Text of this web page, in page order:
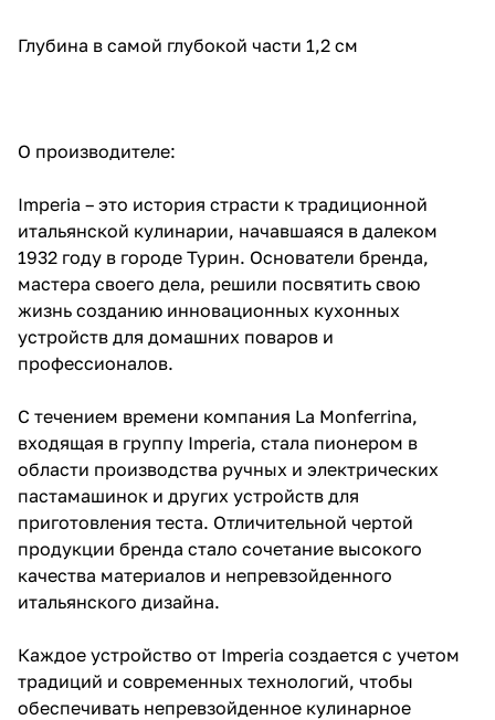
Глубина в самой глубокой части 1,2 см
О производителе:
Imperia – это история страсти к традиционной
итальянской кулинарии, начавшаяся в далеком
1932 году в городе Турин. Основатели бренда,
мастера своего дела, решили посвятить свою
жизнь созданию инновационных кухонных
устройств для домашних поваров и
профессионалов.
С течением времени компания La Monferrina,
входящая в группу Imperia, стала пионером в
области производства ручных и электрических
пастамашинок и других устройств для
приготовления теста. Отличительной чертой
продукции бренда стало сочетание высокого
качества материалов и непревзойденного
итальянского дизайна.
Каждое устройство от Imperia создается с учетом
традиций и современных технологий, чтобы
обеспечивать непревзойденное кулинарное